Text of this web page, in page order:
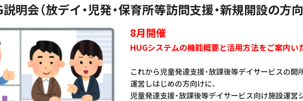
明会（放デイ・児発・保育所等訪問支援・新規開設の方向
8月開催
HUGシステムの機能概要と活用方法をご案内い
これから児童発達支援・放課後等デイサービスの開
運営しはじめの方向けに、
児童発達支援・放課後等デイサービス向け施設運営